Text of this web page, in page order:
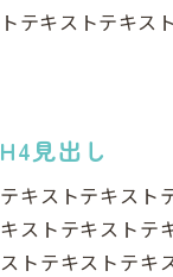
トテキストテキス
H4見出し
テキストテキスト
キストテキストテ
ストテキストテキ